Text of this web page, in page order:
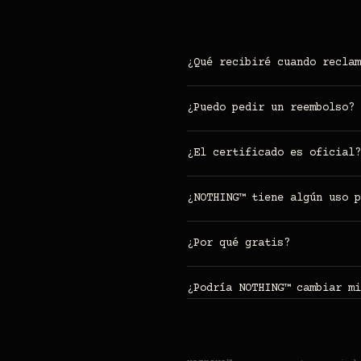
¿Qué recibiré cuando
¿Puedo pedir un reembolso?
No hubo pago, así que
¿El certificado es oficial?
Es tan oficial
¿NOTHING™ tiene algún uso
No. Es
¿Por qué gratis?
Porque nada no
¿Podría NOTHING™ cambiar